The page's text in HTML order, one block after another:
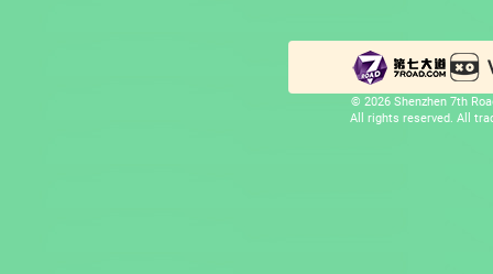
© 2026 Shenzhen 7th
All rights reserved. All